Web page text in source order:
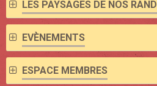
LES PAYSAGES DE NOS
EVÈNEMENTS
ESPACE MEMBRES